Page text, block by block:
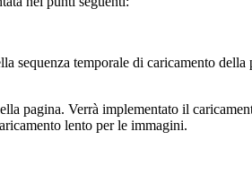
sequenza temporale di caricamento
pagina. Verrà implementato il
lento per le immagini.